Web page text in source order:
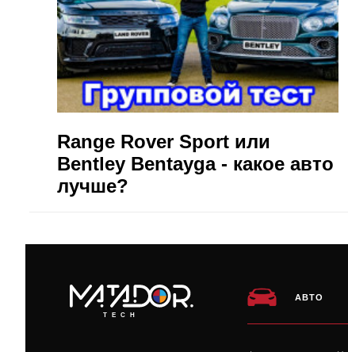
Range Rover Sport или
Bentley Bentayga - какое авто
лучше?
TECH
АВТО